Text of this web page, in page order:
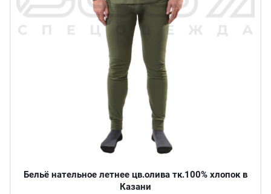
Бельё нательное летнее цв.олива тк.100% хлопок в
Казани